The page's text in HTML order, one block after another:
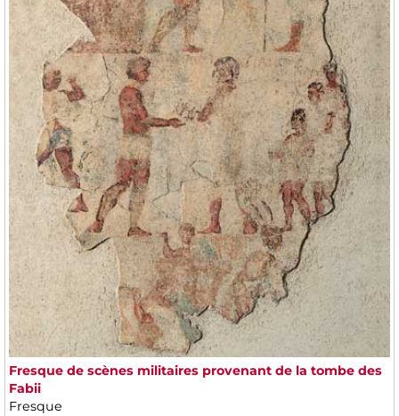
Fresque de scènes militaires provenant de la tombe des
Fabii
Fresque